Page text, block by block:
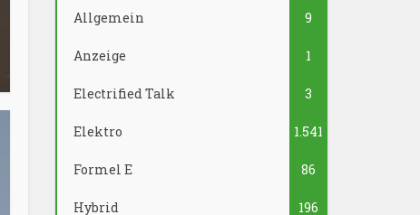
Allgemein 9
Anzeige 1
Electrified Talk 3
Elektro 1.541
Formel E 86
Hybrid 196